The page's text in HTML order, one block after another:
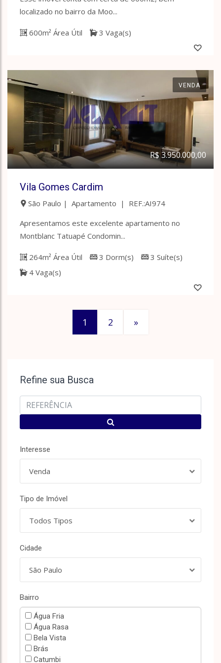
localizado no bairro da Moo...
600m² Área Útil 3 Vaga(s)
VENDA
R$ 3.950.000,00
Vila Gomes Cardim
São Paulo | Apartamento | REF.:AI974
Apresentamos este excelente apartamento no
Montblanc Tatuapé Condomin...
264m² Área Útil 3 Dorm(s)
3 Suíte(s)
4 Vaga(s)
1 2 »
Refine sua Busca
Interesse
Venda
Tipo de Imóvel
Todos Tipos
Cidade
São Paulo
Bairro
Água Fria
Água Rasa
Bela Vista
Brás
Catumbi